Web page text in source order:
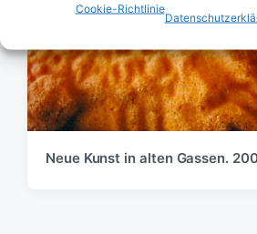
Cookie-Richtlinie
Neue Kunst in alten Gassen.